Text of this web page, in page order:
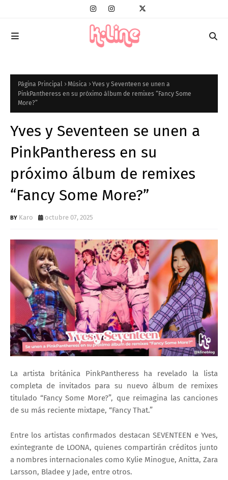
Página Principal Música
Yves y Seventeen se unen a
PinkPantheress en su próximo álbum de remixes “Fancy Some
More?”
Yves y Seventeen se unen a
PinkPantheress en su
próximo álbum de remixes
“Fancy Some More?”
Karo octubre 07, 2025
La artista británica PinkPantheress ha revelado la lista
completa de invitados para su nuevo álbum de remixes
titulado “Fancy Some More?”, que reimagina las canciones
de su más reciente mixtape, “Fancy That.”
Entre los artistas confirmados destacan SEVENTEEN e Yves,
exintegrante de LOONA, quienes compartirán créditos junto
a nombres internacionales como Kylie Minogue, Anitta, Zara
Larsson, Bladee y Jade, entre otros.